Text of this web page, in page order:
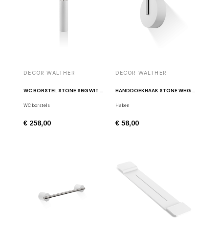
DECOR WALTHER
WC BORSTEL STONE SBG WIT / GEBORSTELD RVS
WC borstels
€ 258,00
DECOR WALTHER
HANDDOEKHAAK STONE WHG CHROOM
Haken
€ 58,00